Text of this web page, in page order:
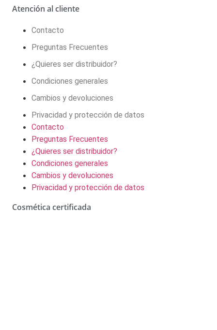
Atención al cliente
Contacto
Preguntas Frecuentes
¿Quieres ser distribuidor?
Condiciones generales
Cambios y devoluciones
Privacidad y protección de datos
Contacto
Preguntas Frecuentes
¿Quieres ser distribuidor?
Condiciones generales
Cambios y devoluciones
Privacidad y protección de datos
Cosmética certificada